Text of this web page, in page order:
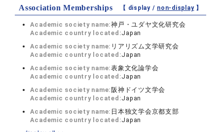
Association Memberships 【 display / non-display】
Academic society name:神戸・ユダヤ文化研究会
Academic country located:Japan
Academic society name: リアリズム文学研究会
Academic country located:Japan
Academic society name:表象文化論学会
Academic country located:Japan
Academic society name: 阪神ドイツ文学会
Academic country located:Japan
Academic society name: 日本独文学会京都支部
Academic country located:Japan